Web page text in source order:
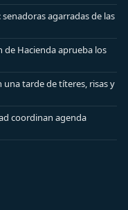
agarradas de las
Hacienda aprueba los
una tarde de títeres, risas y
coordinan agenda